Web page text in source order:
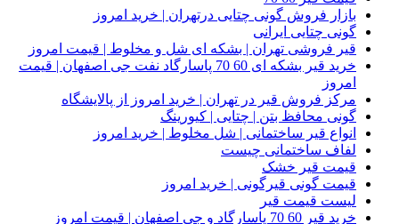
بازار فروش گونی چتایی درتهران | خرید امروز
گونی چتایی ایرانی
قیر فروشی تهران | بشکه ای شل و مخلوط | قیمت امروز
خرید قیر بشکه ای 60 70 پاسارگاد نفت جی اصفهان | قیمت
امروز
مرکز فروش قیر در تهران | خرید امروز از پالایشگاه
گونی محافظ بتن | چتایی | کیورینگ
انواع قیر ساختمانی | شل مخلوط | خرید امروز
لفاف ساختمانی چیست
قیمت قیر خشک
قیمت گونی قیرگونی | خرید امروز
لیست قیمت قیر
خرید قیر 60 70 پاسارگاد و جی اصفهان | قیمت امروز